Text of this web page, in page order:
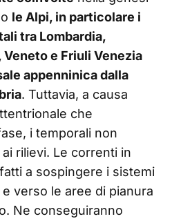
le Alpi, in particolare i
tra Lombardia,
e Friuli Venezia
appenninica dalla
. Tuttavia, a causa
che
i temporali non
rilievi. Le correnti in
a sospingere i sistemi
verso le aree di pianura
Ne conseguiranno